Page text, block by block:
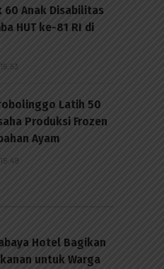
60 Anak Disabilitas
HUT ke-81 RI di
Latih 50
Produksi Frozen
Ayam
Hotel Bagikan
untuk Warga